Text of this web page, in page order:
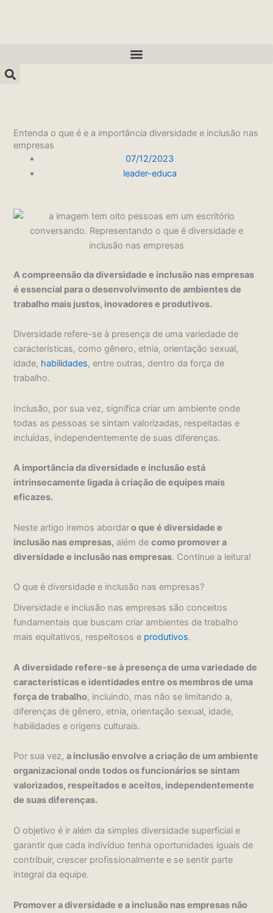
Entenda o que é e a importância diversidade e inclusão nas
empresas
07/12/2023
leader-educa
A compreensão da diversidade e inclusão nas empresas
é essencial para o desenvolvimento de ambientes de
trabalho mais justos, inovadores e produtivos.
Diversidade refere-se à presença de uma variedade de
características, como gênero, etnia, orientação sexual,
idade, habilidades, entre outras, dentro da força de
trabalho.
Inclusão, por sua vez, significa criar um ambiente onde
todas as pessoas se sintam valorizadas, respeitadas e
incluídas, independentemente de suas diferenças.
A importância da diversidade e inclusão está
intrinsecamente ligada à criação de equipes mais
eficazes.
Neste artigo iremos abordaro que é diversidade e
inclusão nas empresas, além decomo promover a
diversidade e inclusão nas empresas. Continue a leitura!
O que é diversidade e inclusão nas empresas?
Diversidade e inclusão nas empresas são conceitos
fundamentais que buscam criar ambientes de trabalho
mais equitativos, respeitosos e produtivos.
A diversidade refere-se à presença de uma variedade de
características e identidades entre os membros de uma
força de trabalho, incluindo, mas não se limitando a,
diferenças de gênero, etnia, orientação sexual, idade,
habilidades e origens culturais.
Por sua vez,a inclusão envolve a criação de um ambiente
organizacional onde todos os funcionários se sintam
valorizados, respeitados e aceitos, independentemente
de suas diferenças.
O objetivo é ir além da simples diversidade superficial e
garantir que cada indivíduo tenha oportunidades iguais de
contribuir, crescer profissionalmente e se sentir parte
integral da equipe.
Promover a diversidade e a inclusão nas empresas não